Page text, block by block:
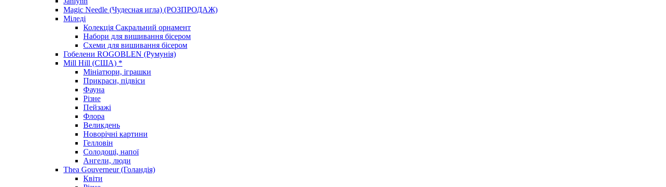
Magic Needle (Чудесная игла) (РОЗПРОДАЖ)
Міледі
Колекція Сакральний орнамент
Набори для вишивання бісером
Схеми для вишивання бісером
Гобелени ROGOBLEN (Румунія)
Mill Hill (США) *
Мініатюри, іграшки
Прикраси, підвіси
Фауна
Різне
Пейзажі
Флора
Великдень
Новорічні картини
Гелловін
Солодощі, напої
Ангели, люди
Thea Gouverneur (Голандія)
Квіти